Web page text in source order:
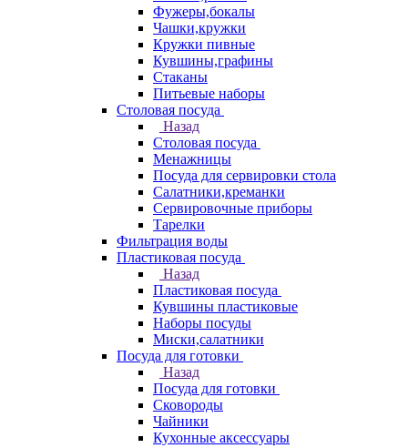
Фужеры,бокалы
Чашки,кружки
Кружки пивные
Кувшины,графины
Стаканы
Питьевые наборы
Столовая посуда
Назад
Столовая посуда
Менажницы
Посуда для сервировки стола
Салатники,креманки
Сервировочные приборы
Тарелки
Фильтрация воды
Пластиковая посуда
Назад
Пластиковая посуда
Кувшины пластиковые
Наборы посуды
Миски,салатники
Посуда для готовки
Назад
Посуда для готовки
Сковороды
Чайники
Кухонные аксессуары